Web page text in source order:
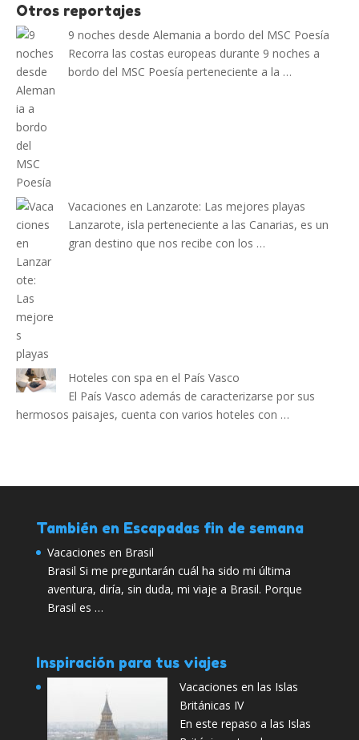
Otros reportajes
9 noches desde Alemania a bordo del MSC Poesía
Recorra las costas europeas durante 9 noches a
bordo del MSC Poesía perteneciente a la …
Vacaciones en Lanzarote: Las mejores playas
Lanzarote, isla perteneciente a las Canarias, es un
gran destino que nos recibe con los …
Hoteles con spa en el País Vasco
El País Vasco además de caracterizarse por sus
hermosos paisajes, cuenta con varios hoteles con …
También en Escapadas fin de semana
Vacaciones en Brasil
Brasil Si me preguntarán cuál ha sido mi última
aventura, diría, sin duda, mi viaje a Brasil. Porque
Brasil es …
Inspiración para tus viajes
Vacaciones en las Islas
Británicas IV
En este repaso a las Islas